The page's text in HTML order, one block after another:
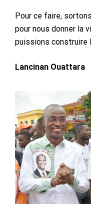
Pour ce faire,
pour nous donner la
puissions construire
Lancinan Ouattara